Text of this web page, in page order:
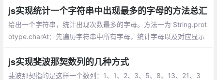
定颜色，或者检测一个人体/脸的出现与移动，来触发JavaScript
事件。
js实现统计一个字符串中出现最多的字母的方法总汇
给出一个字符串，统计出现次数最多的字母。方法一为 String.prot
otype.charAt：先遍历字符串中所有字母，统计字母以及对应显示
otype.split：逻辑和方法一相同，只不过是通过 split 直接把字符串
先拆成数组。
js实现斐波那契数列的几种方式
斐波那契指的是这样一个数列：1、1、2、3、5、8、13、21、3